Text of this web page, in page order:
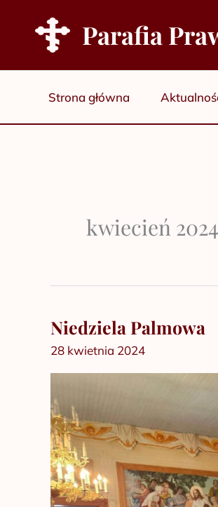
Parafia
Strona główna
kwiecień 2024
Niedziela Palmowa
28 kwietnia 2024
Niedziela
Palmowa